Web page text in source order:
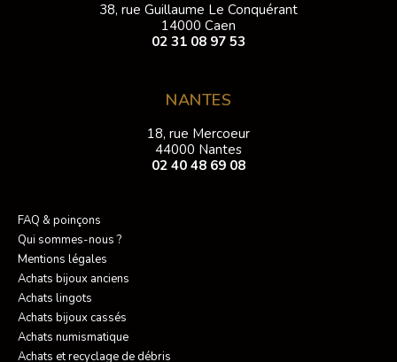
38, rue Guillaume Le Conquérant
14000 Caen
02 31 08 97 53
NANTES
18, rue Mercoeur
44000 Nantes
02 40 48 69 08
FAQ & poinçons
Qui sommes-nous ?
Mentions légales
Achats bijoux anciens
Achats lingots
Achats bijoux cassés
Achats numismatique
Achats et recyclage de débris